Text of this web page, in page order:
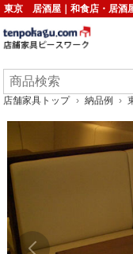
東京 居酒屋｜和食店・居酒
店舗家具トップ 納品例